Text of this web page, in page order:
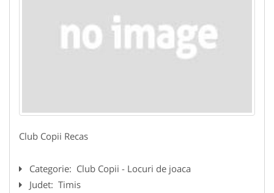
Club Copii Recas
Categorie: Club Copii - Locuri de joaca
Judet: Timis